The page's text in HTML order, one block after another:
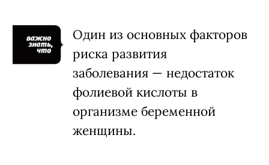
Один из основных факторов
риска развития
заболевания — недостаток
фолиевой кислоты в
организме беременной
женщины.